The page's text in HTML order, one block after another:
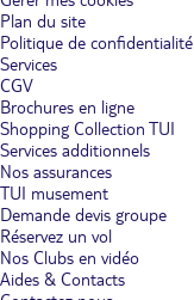
Plan du site
Politique de confidentialité
Services
CGV
Brochures en ligne
Shopping Collection TUI
Services additionnels
Nos assurances
TUI musement
Demande devis groupe
Réservez un vol
Nos Clubs en vidéo
Aides & Contacts